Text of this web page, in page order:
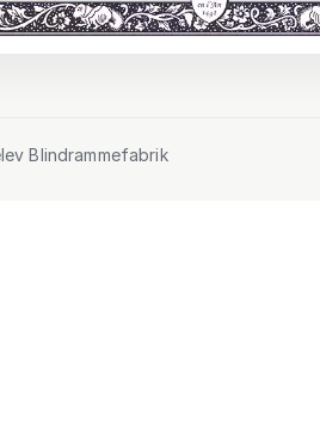
Blindrammefabrik